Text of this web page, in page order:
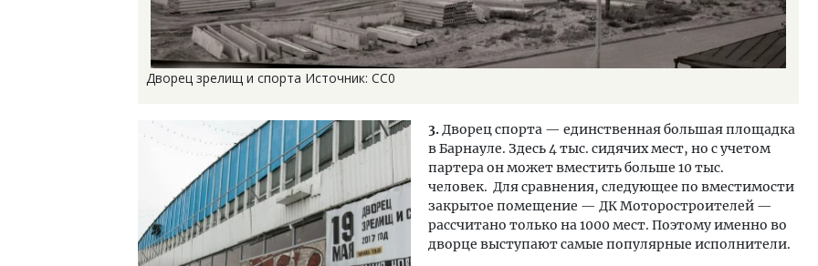
Дворец зрелищ и спорта Источник: СС0
3.Дворец спорта — единственная большая площадка
в Барнауле. Здесь 4 тыс. сидячих мест, но с учетом
партера он может вместить больше 10 тыс.
человек. Для сравнения, следующее по вместимости
закрытое помещение — ДК Моторостроителей —
рассчитано только на 1000 мест. Поэтому именно во
дворце выступают самые популярные исполнители.